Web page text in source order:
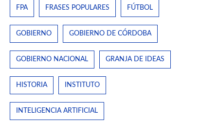
FPA FRASES POPULARES FÚTBOL
GOBIERNO GOBIERNO DE CÓRDOBA
GOBIERNO NACIONAL GRANJA DE IDEAS
HISTORIA INSTITUTO
INTELIGENCIA ARTIFICIAL